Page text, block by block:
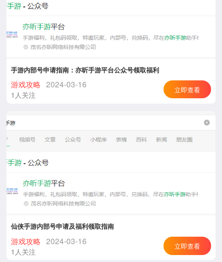
手游内部号申请指南：亦昕手游平台公众号领取福利
游戏攻略 2024-03-16
1人关注
立即查看
仙侠手游内部号申请及福利领取指南
游戏攻略 2024-03-16
1人关注
立即查看